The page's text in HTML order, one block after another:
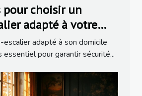
pour choisir un
adapté à votre
escalier adapté à son domicile
essentiel pour garantir sécurité...